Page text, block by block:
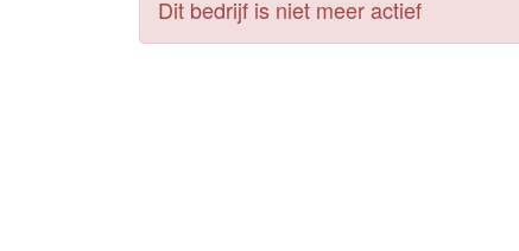
Dit bedrijf is niet meer actief